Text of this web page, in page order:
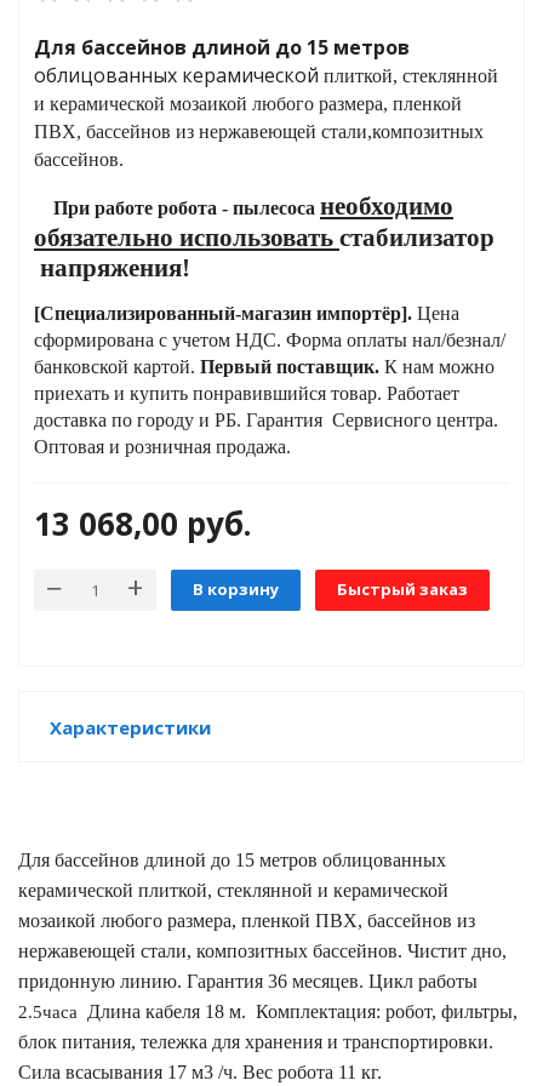
для
батареи
для газовых и
отопления
питания
Для бассейнов длиной до 15 метров
облицованных керамической плиткой, стеклянной
и керамической мозаикой любого размера, пленкой
ПВХ, бассейнов из нержавеющей стали,композитных
бассейнов.
При работе робота - пылесоса необходимо
обязательно использовать стабилизатор
напряжения!
[Специализированный-магазин импортёр]. Цена
сформирована с учетом НДС. Форма оплаты нал/безнал/
банковской картой. Первый поставщик. К нам можно
приехать и купить понравившийся товар. Работает
доставка по городу и РБ. Гарантия Сервисного центра.
Оптовая и розничная продажа.
13 068,00 руб.
В корзину Быстрый заказ
Характеристики
Для бассейнов длиной до 15 метров облицованных
керамической плиткой, стеклянной и керамической
мозаикой любого размера, пленкой ПВХ, бассейнов из
нержавеющей стали, композитных бассейнов. Чистит дно,
придонную линию. Гарантия 36 месяцев. Цикл работы
2.5часа Длина кабеля 18 м. Комплектация: робот, фильтры,
блок питания, тележка для хранения и транспортировки.
Сила всасывания 17 м3 /ч. Вес робота 11 кг.